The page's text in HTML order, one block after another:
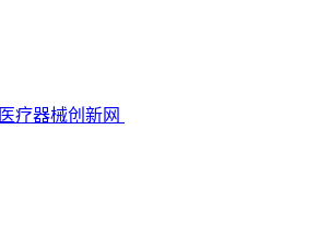
医疗器械创新网